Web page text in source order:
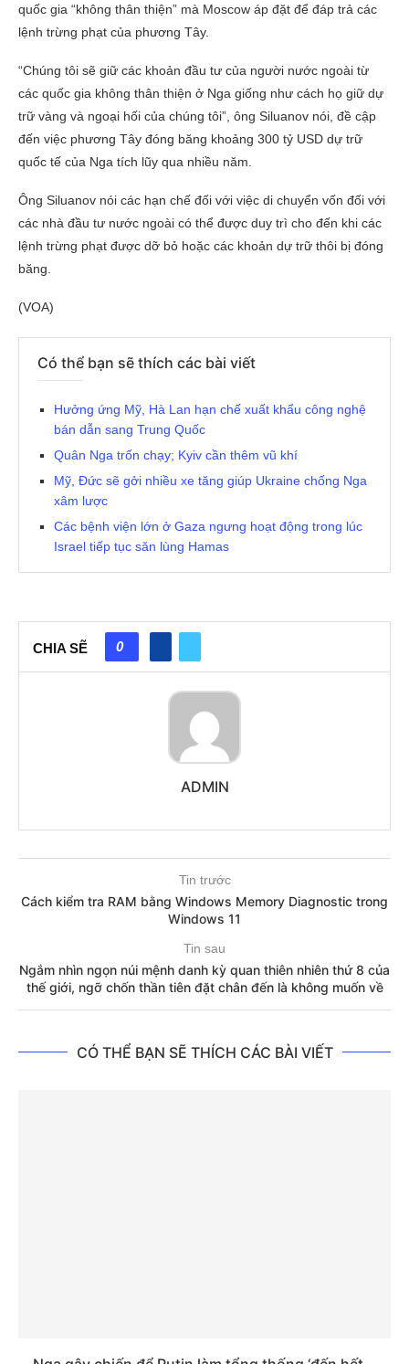
quốc gia “không thân thiện” mà Moscow áp đặt để đáp trả các
lệnh trừng phạt của phương Tây.
“Chúng tôi sẽ giữ các khoản đầu tư của người nước ngoài từ
các quốc gia không thân thiện ở Nga giống như cách họ giữ dự
trữ vàng và ngoại hối của chúng tôi”, ông Siluanov nói, đề cập
đến việc phương Tây đóng băng khoảng 300 tỷ USD dự trữ
quốc tế của Nga tích lũy qua nhiều năm.
Ông Siluanov nói các hạn chế đối với việc di chuyển vốn đối với
các nhà đầu tư nước ngoài có thể được duy trì cho đến khi các
lệnh trừng phạt được dỡ bỏ hoặc các khoản dự trữ thôi bị đóng
băng.
(VOA)
Có thể bạn sẽ thích các bài viết
Hưởng ứng Mỹ, Hà Lan hạn chế xuất khẩu công nghệ
bán dẫn sang Trung Quốc
Quân Nga trốn chạy; Kyiv cần thêm vũ khí
Mỹ, Đức sẽ gởi nhiều xe tăng giúp Ukraine chống Nga
xâm lược
Các bệnh viện lớn ở Gaza ngưng hoạt động trong lúc
Israel tiếp tục săn lùng Hamas
CHIA SẼ 0
ADMIN
Tin trước
Cách kiểm tra RAM bằng Windows Memory Diagnostic trong
Windows 11
Tin sau
Ngắm nhìn ngọn núi mệnh danh kỳ quan thiên nhiên thứ 8 của
thế giới, ngỡ chốn thần tiên đặt chân đến là không muốn về
CÓ THỂ BẠN SẼ THÍCH CÁC BÀI VIẾT